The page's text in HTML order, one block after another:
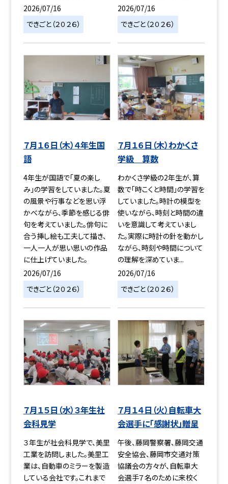
2026/07/16
できごと（２０２６）
2026/07/16
できごと（２０２６）
７月１６日（木）４年生国
語
4年生が国語で「夏の楽し
み」の学習をしていました。夏
の風景や行事などを思い浮
かべながら、季節を感じる俳
句を考えていました。俳句に
合う挿し絵も工夫して描き、
一人一人が思い思いの作品
に仕上げていました。
2026/07/16
できごと（２０２６）
７月１６日（木）わかくさ
学級 算数
わかくさ学級の2年生が、算
数で「時こくと時間」の学習を
していました。時計の模型を
使いながら、時刻と時間の違
いを意識して考えていまし
た。実際に時計の針を動かし
ながら、時刻や時間について
の理解を深めていま...
2026/07/16
できごと（２０２６）
７月１５日（水）３年生社
会科見学
３年生が社会科見学で、美里
工業を訪問しました。美里工
業は、自動車のミラーを製造
している会社です。これまで
７月１４日（火）自転車大
会選手に「感謝状」贈呈
午後、藤岡警察署、藤岡交通
安全協会、藤岡市交通対策
協議会の方々が、自転車大
会選手７名のために来校く